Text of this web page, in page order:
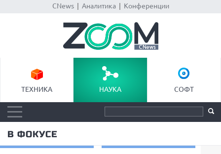
CNews| Аналитика| Конференции
ТЕХНИКА НАУКА СОФТ
В ФОКУСЕ